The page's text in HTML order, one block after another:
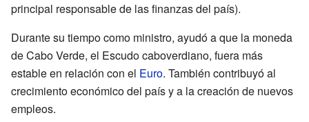
principal responsable de las finanzas del país).
Durante su tiempo como ministro, ayudó a que la moneda
de Cabo Verde, el Escudo caboverdiano, fuera más
estable en relación con el Euro. También contribuyó al
crecimiento económico del país y a la creación de nuevos
empleos.